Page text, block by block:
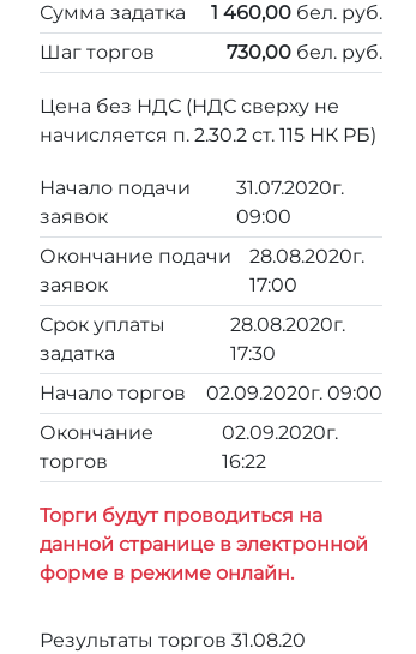
Сумма задатка
1 460,00 бел. руб.
Шаг торгов
730,00 бел. руб.
Цена без НДС (НДС сверху не
начисляется п. 2.30.2 ст. 115 НК РБ)
Начало подачи
заявок
31.07.2020г.
09:00
Окончание подачи
заявок
28.08.2020г.
17:00
Срок уплаты
задатка
28.08.2020г.
17:30
Начало торгов
02.09.2020г. 09:00
Окончание
торгов
02.09.2020г.
16:22
Торги будут проводиться на
данной странице в электронной
форме в режиме онлайн.
Результаты торгов 31.08.20